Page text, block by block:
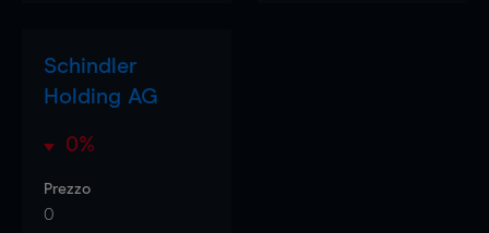
Schindler
Holding AG
0%
Prezzo
0